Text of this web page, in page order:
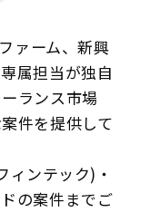
ァーム、新興
属担当が独自
ランス市場
件を提供して
ンテック)・
の案件までご